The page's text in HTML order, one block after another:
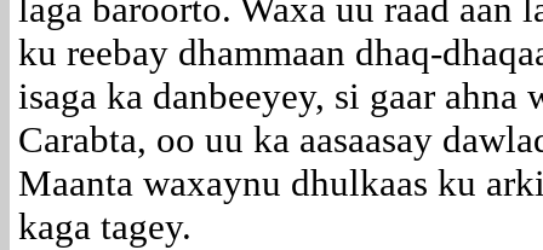
laga baroorto. Waxa uu raad
ku reebay dhammaan dhaq-
isaga ka danbeeyey, si gaar
Carabta, oo uu ka aasaasay
Maanta waxaynu dhulkaas ku
kaga tagey.